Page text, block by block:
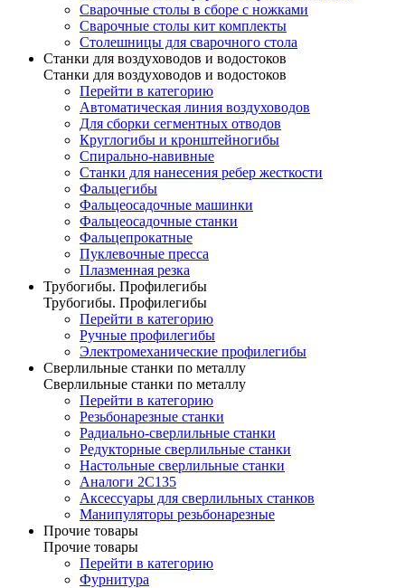
Сварочные столы в сборе с ножками
Сварочные столы кит комплекты
Столешницы для сварочного стола
Станки для воздуховодов и водостоков
Станки для воздуховодов и водостоков
Перейти в категорию
Автоматическая линия воздуховодов
Для сборки сегментных отводов
Круглогибы и кронштейногибы
Спирально-навивные
Станки для нанесения ребер жесткости
Фальцегибы
Фальцеосадочные машинки
Фальцеосадочные станки
Фальцепрокатные
Пуклевочные пресса
Плазменная резка
Трубогибы. Профилегибы
Трубогибы. Профилегибы
Перейти в категорию
Ручные профилегибы
Электромеханические профилегибы
Сверлильные станки по металлу
Сверлильные станки по металлу
Перейти в категорию
Резьбонарезные станки
Радиально-сверлильные станки
Редукторные сверлильные станки
Настольные сверлильные станки
Аналоги 2С135
Аксессуары для сверлильных станков
Манипуляторы резьбонарезные
Прочие товары
Прочие товары
Перейти в категорию
Фурнитура